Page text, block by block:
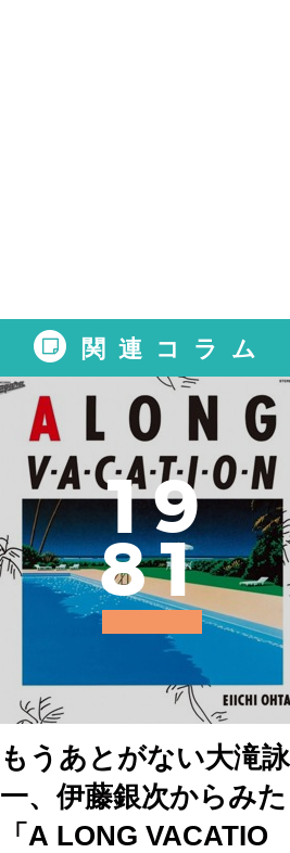
関連コラム
19
81
もうあとがない大滝詠
一、伊藤銀次からみた
「A LONG VACATIO